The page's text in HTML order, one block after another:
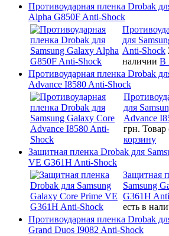
Противоударная пленка Drobak
Alpha G850F Anti-Shock
для
Anti-Shock
наличии В
Противоударная пленка Drobak
Advance I8580 Anti-Shock
для
Advance
грн. Товар
корзину
Защитная пленка Drobak для
VE G361H Anti-Shock
Защитная
Samsung
G361H
есть в
Противоударная пленка Drobak
Grand Duos I9082 Anti-Shock